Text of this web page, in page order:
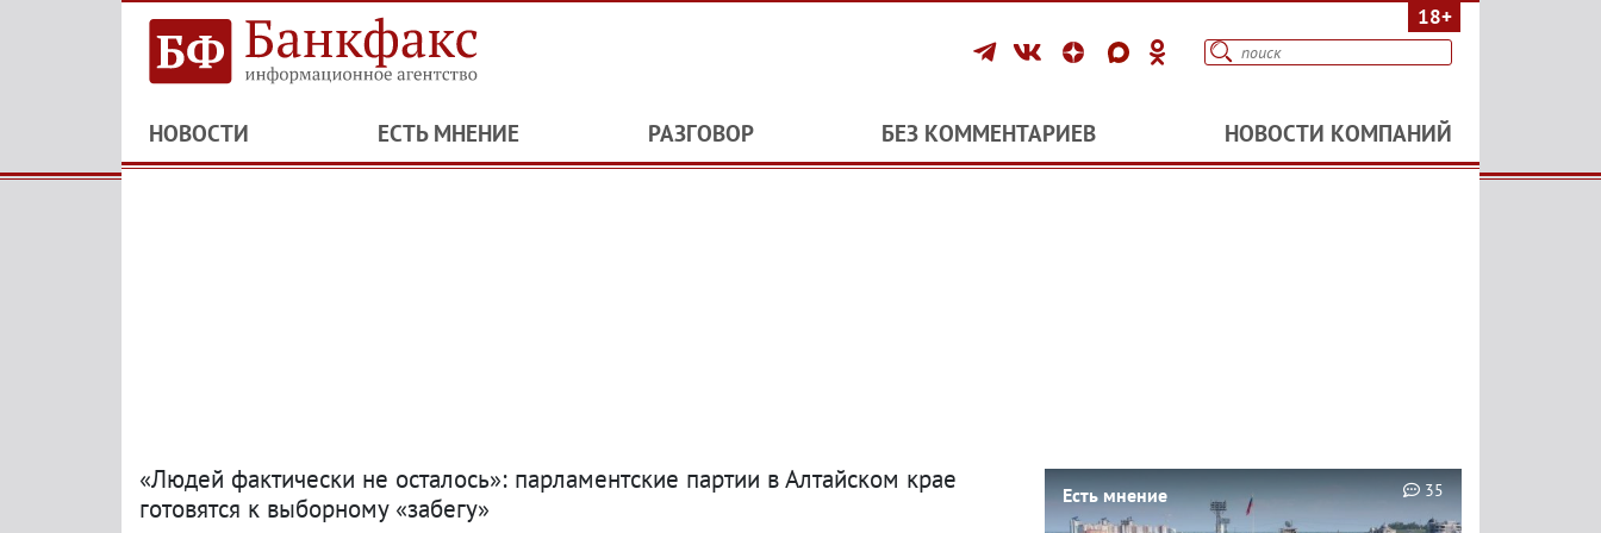
18+
НОВОСТИ ЕСТЬ МНЕНИЕ РАЗГОВОР БЕЗ КОММЕНТАРИЕВ НОВОСТИ КОМПАНИЙ
«Людей фактически не осталось»: парламентские партии в Алтайском крае
готовятся к выборному «забегу»
Есть мнение 35